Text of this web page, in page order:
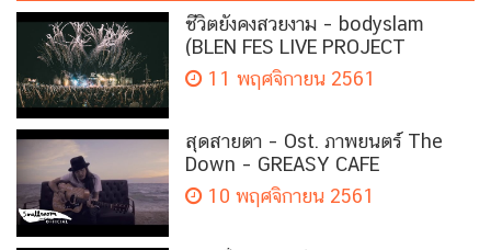
ชีวิตยังคงสวยงาม – bodyslam
(BLEN FES LIVE PROJECT
VERSION)
11 พฤศจิกายน 2561
สุดสายตา – Ost. ภาพยนตร์ The
Down – GREASY CAFE
10 พฤศจิกายน 2561